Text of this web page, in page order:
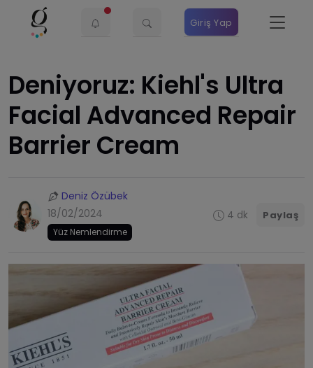
Giriş Yap
Deniyoruz: Kiehl's Ultra
Facial Advanced Repair
Barrier Cream
Deniz Özübek
18/02/2024
Yüz Nemlendirme
4 dk Paylaş